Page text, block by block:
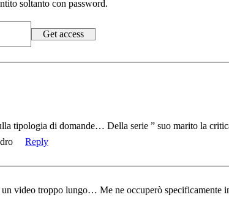
soltanto con password.
tipologia di domande… Della serie ” suo marito la
Reply
video troppo lungo… Me ne occuperò specificamente